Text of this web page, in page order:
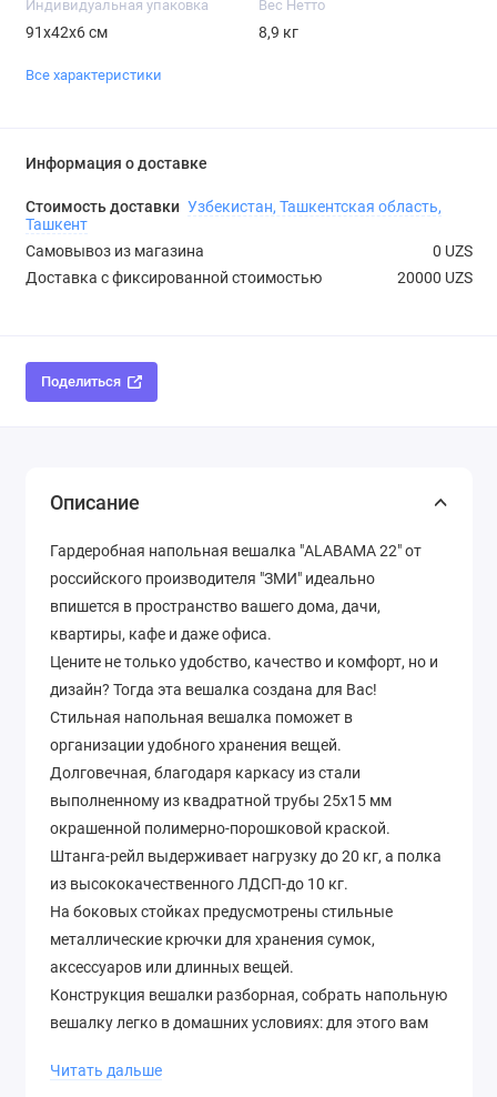
Индивидуальная упаковка
91х42х6 см
Вес Нетто
8,9 кг
Все характеристики
Информация о доставке
Стоимость доставки Узбекистан, Ташкентская область,
Ташкент
Самовывоз из магазина
0 UZS
Доставка с фиксированной стоимостью
20000 UZS
Поделиться
Описание
Гардеробная напольная вешалка "ALABAMA 22" от
российского производителя "ЗМИ" идеально
впишется в пространство вашего дома, дачи,
квартиры, кафе и даже офиса.
Цените не только удобство, качество и комфорт, но и
дизайн? Тогда эта вешалка создана для Вас!
Стильная напольная вешалка поможет в
организации удобного хранения вещей.
Долговечная, благодаря каркасу из стали
выполненному из квадратной трубы 25х15 мм
окрашенной полимерно-порошковой краской.
Штанга-рейл выдерживает нагрузку до 20 кг, а полка
из высококачественного ЛДСП-до 10 кг.
На боковых стойках предусмотрены стильные
металлические крючки для хранения сумок,
аксессуаров или длинных вещей.
Конструкция вешалки разборная, собрать напольную
вешалку легко в домашних условиях: для этого вам
вашей отвертки и нашего шестигранника, который
Читать дальше